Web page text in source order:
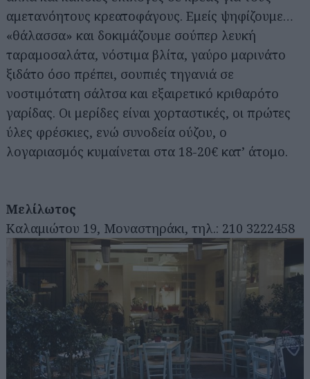
αμετανόητους κρεατοφάγους. Εμείς ψηφίζουμε…
«θάλασσα» και δοκιμάζουμε σούπερ λευκή
ταραμοσαλάτα, νόστιμα βλίτα, γαύρο μαρινάτο
ξιδάτο όσο πρέπει, σουπιές τηγανιά σε
νοστιμότατη σάλτσα και εξαιρετικό κριθαρότο
γαρίδας. Οι μερίδες είναι χορταστικές, οι πρώτες
ύλες φρέσκιες, ενώ συνοδεία ούζου, ο
λογαριασμός κυμαίνεται στα 18-20€ κατ’ άτομο.
Μελίλωτος
Καλαμιώτου 19, Μοναστηράκι, τηλ.: 210 3222458